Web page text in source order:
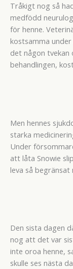
Tråkigt nog så
medfödd
för henne.
kostsamma under
det någon tvekan
behandlingen,
Men hennes
starka
Under
att låta Snowie
leva så begränsat
Den sista dagen
nog att det var
inte oroa henne,
skulle ses nästa